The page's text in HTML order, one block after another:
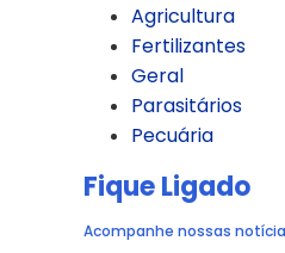
Agricultura
Fertilizantes
Geral
Parasitários
Pecuária
Fique Ligado
Acompanhe nossas